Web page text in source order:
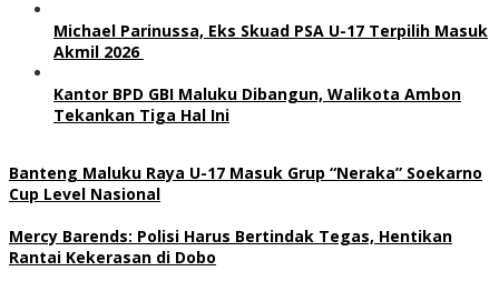
Michael Parinussa, Eks Skuad PSA U-17 Terpilih Masuk
Akmil 2026
Kantor BPD GBI Maluku Dibangun, Walikota Ambon
Tekankan Tiga Hal Ini
Banteng Maluku Raya U-17 Masuk Grup “Neraka” Soekarno
Cup Level Nasional
Mercy Barends: Polisi Harus Bertindak Tegas, Hentikan
Rantai Kekerasan di Dobo